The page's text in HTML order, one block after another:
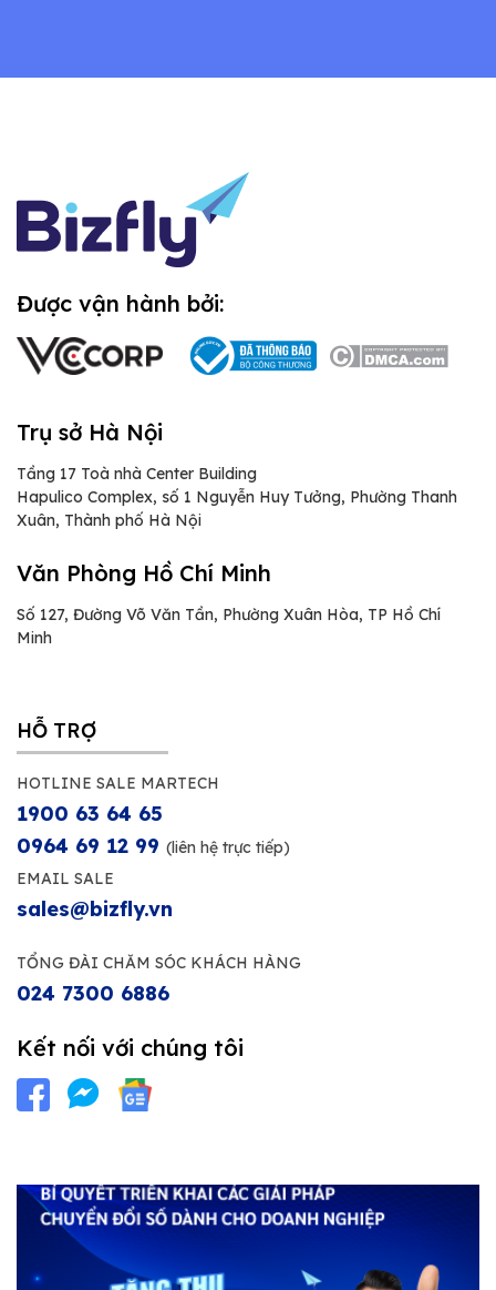
Được vận hành bởi:
Trụ sở Hà Nội
Tầng 17 Toà nhà Center Building
Hapulico Complex, số 1 Nguyễn Huy Tưởng, Phường Thanh
Xuân, Thành phố Hà Nội
Văn Phòng Hồ Chí Minh
Số 127, Đường Võ Văn Tần, Phường Xuân Hòa, TP Hồ Chí
Minh
HỖ TRỢ
HOTLINE SALE MARTECH
1900 63 64 65
0964 69 12 99 (liên hệ trực tiếp)
EMAIL SALE
sales@bizfly.vn
TỔNG ĐÀI CHĂM SÓC KHÁCH HÀNG
024 7300 6886
Kết nối với chúng tôi